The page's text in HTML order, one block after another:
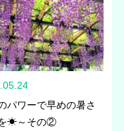
パワーで早めの暑さ
☀～その②